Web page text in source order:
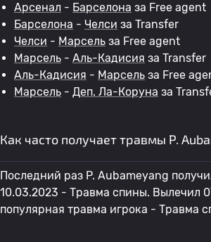
Арсенал - Барселона за Free agent
Барселона - Челси за Transfer
Челси - Марсель за Free agent
Марсель - Аль-Кадисия за Transfer
Аль-Кадисия - Марсель за Free
Марсель - Деп. Ла-Коруна за
Как часто получает травмы P.
Последний раз P. Aubameyang
10.03.2023 - Травма спины. Вылечил
популярная травма игрока - Травма